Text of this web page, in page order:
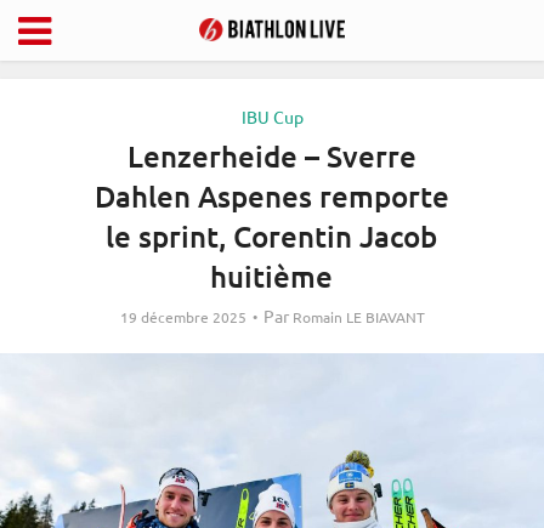
IBU Cup
Lenzerheide – Sverre
Dahlen Aspenes remporte
le sprint, Corentin Jacob
huitième
19 décembre 2025 Par Romain LE BIAVANT